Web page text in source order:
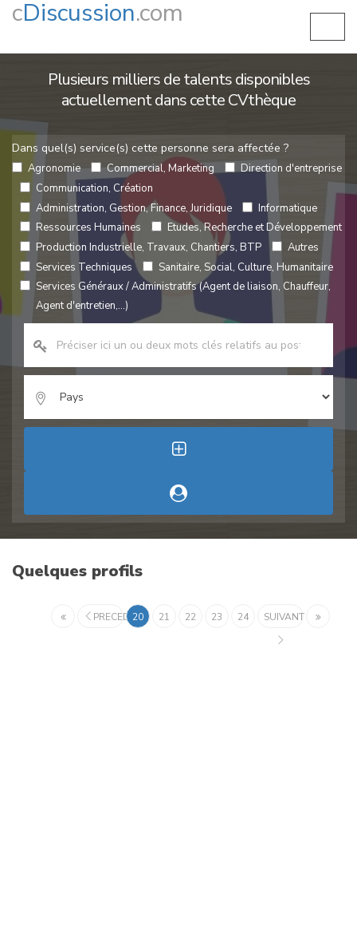
cDiscussion.com
Plusieurs milliers de talents disponibles
actuellement dans cette CVthèque
Dans quel(s) service(s) cette personne sera affectée ?
Agronomie Commercial, Marketing
Direction d'entreprise
Communication, Création
Administration, Gestion, Finance, Juridique
Informatique
Ressources Humaines
Etudes, Recherche et Développement
Production Industrielle, Travaux, Chantiers, BTP
Autres
Services Techniques
Sanitaire, Social, Culture, Humanitaire
Services Généraux / Administratifs (Agent de liaison, Chauffeur,
Agent d'entretien,...)
Quelques profils
PRECEDENT
20 21 22 23 24 SUIVANT